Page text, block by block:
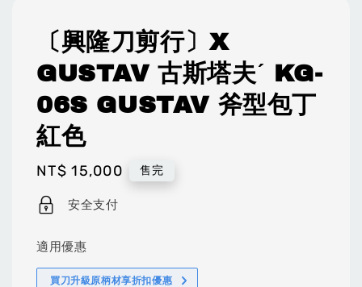
〔興隆刀剪行〕X
GUSTAV 古斯塔夫ˊ KG-
06S GUSTAV 斧型包丁
紅色
Regular
price
NT$ 15,000 售完
安全支付
適用優惠
買刀升級原柄材享折扣優惠